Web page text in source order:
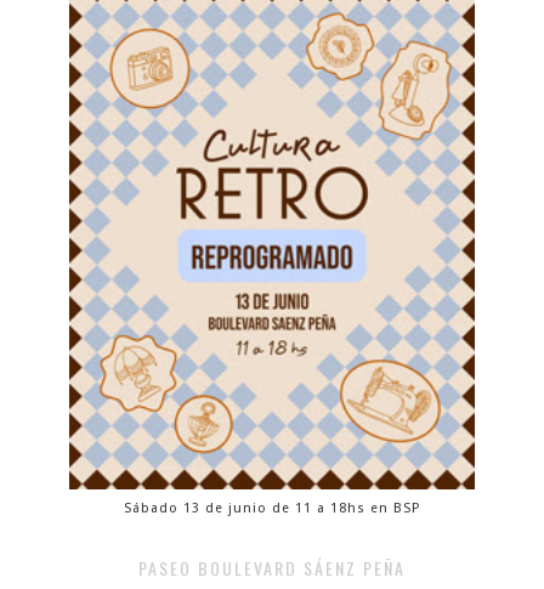
Sábado 13 de junio de 11 a 18hs en BSP
PASEO BOULEVARD SÁENZ PEÑA